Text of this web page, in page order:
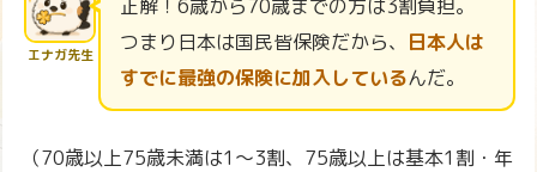
エナガ先生
正解！6歳から70歳までの方は3割負担。
つまり日本は国民皆保険だから、 日本人は
すでに最強の保険に加入しているんだ。
（70歳以上75歳未満は1〜3割、75歳以上は基本1割・年